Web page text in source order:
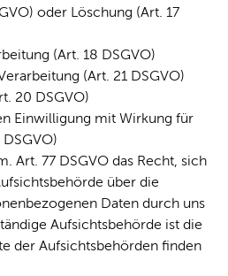
oder Löschung (Art. 17
(Art. 18 DSGVO)
(Art. 21 DSGVO)
20 DSGVO)
Einwilligung mit Wirkung für
Art. 77 DSGVO das Recht, sich
über die
Daten durch uns
Aufsichtsbehörde ist die
der Aufsichtsbehörden finden